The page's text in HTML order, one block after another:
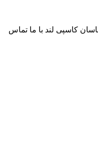
کاسپی لند با ما تماس